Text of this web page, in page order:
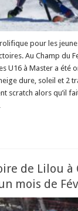
pour les
Au Champ du
U16 à Master a été
dure, soleil et 2
scratch alors qu’il
de Lilou à
mois de